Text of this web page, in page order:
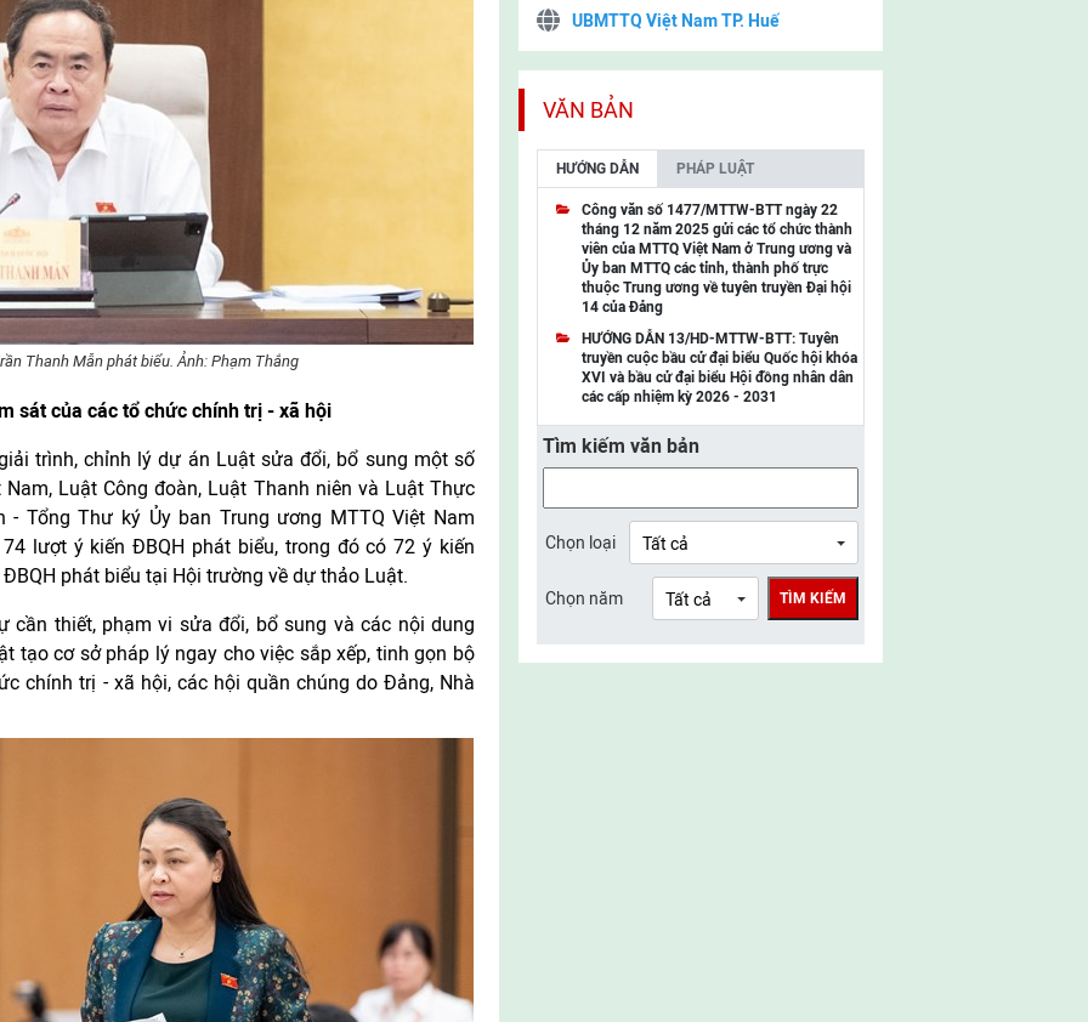
Thanh Mẫn phát biểu. Ảnh: Phạm Thắng
sát của các tổ chức chính trị - xã hội
trình, chỉnh lý dự án Luật sửa đổi, bổ sung một số
Luật Công đoàn, Luật Thanh niên và Luật Thực
Tổng Thư ký Ủy ban Trung ương MTTQ Việt Nam
lượt ý kiến ĐBQH phát biểu, trong đó có 72 ý kiến
phát biểu tại Hội trường về dự thảo Luật.
cần thiết, phạm vi sửa đổi, bổ sung và các nội dung
tạo cơ sở pháp lý ngay cho việc sắp xếp, tinh gọn bộ
chính trị - xã hội, các hội quần chúng do Đảng, Nhà
UBMTTQ Việt Nam TP. Huế
UBMTTQ Việt Nam TP. Cần Thơ
UBMTTQ Việt Nam tỉnh Quảng Ninh
UBMTTQ Việt Nam tỉnh Cao Bằng
UBMTTQ Việt Nam tỉnh Lạng Sơn
UBMTTQ Việt Nam tỉnh Lai Châu
UBMTTQ Việt Nam tỉnh Điện Biên
UBMTTQ Việt Nam tỉnh Sơn La
UBMTTQ Việt Nam tỉnh Thanh Hóa
UBMTTQ Việt Nam tỉnh Nghệ An
UBMTTQ Việt Nam tỉnh Lào Cai
UBMTTQ Việt Nam tỉnh Thái Nguyên
VĂN BẢN
HƯỚNG DẪN PHÁP LUẬT
Công văn số 1477/MTTW-BTT ngày 22
tháng 12 năm 2025 gửi các tổ chức thành
viên của MTTQ Việt Nam ở Trung ương và
Ủy ban MTTQ các tỉnh, thành phố trực
thuộc Trung ương về tuyên truyền Đại hội
14 của Đảng
HƯỚNG DẪN 13/HD-MTTW-BTT: Tuyên
truyền cuộc bầu cử đại biểu Quốc hội khóa
XVI và bầu cử đại biểu Hội đồng nhân dân
các cấp nhiệm kỳ 2026 - 2031
Tìm kiếm văn bản
Chọn loại
Chọn năm TÌM KIẾM